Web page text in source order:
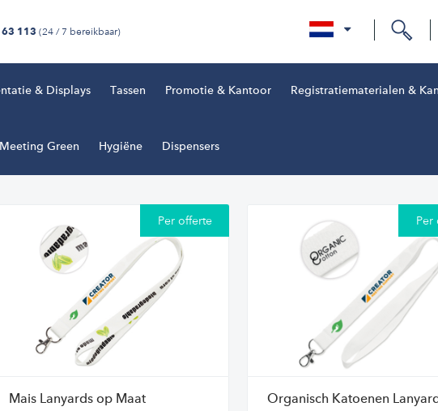
113 (24 / 7 bereikbaar)
& Displays Tassen Promotie & Kantoor Registratiematerialen &
Meeting Green Hygiëne Dispensers
Per offerte
Mais Lanyards op Maat
Per
Organisch Katoenen